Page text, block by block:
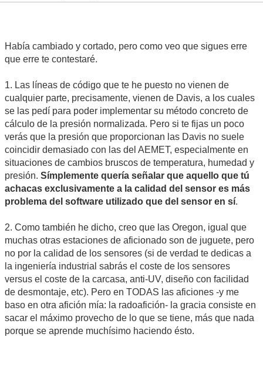
Había cambiado y cortado, pero como veo que sigues erre
que erre te contestaré.
1. Las líneas de código que te he puesto no vienen de
cualquier parte, precisamente, vienen de Davis, a los cuales
se las pedí para poder implementar su método concreto de
cálculo de la presión normalizada. Pero si te fijas un poco
verás que la presión que proporcionan las Davis no suele
coincidir demasiado con las del AEMET, especialmente en
situaciones de cambios bruscos de temperatura, humedad y
presión. Símplemente quería señalar que aquello que tú
achacas exclusivamente a la calidad del sensor es más
problema del software utilizado que del sensor en sí.
2. Como también he dicho, creo que las Oregon, igual que
muchas otras estaciones de aficionado son de juguete, pero
no por la calidad de los sensores (si de verdad te dedicas a
la ingeniería industrial sabrás el coste de los sensores
versus el coste de la carcasa, anti-UV, diseño con facilidad
de desmontaje, etc). Pero en TODAS las aficiones -y me
baso en otra afición mía: la radoafición- la gracia consiste en
sacar el máximo provecho de lo que se tiene, más que nada
porque se aprende muchísimo haciendo ésto.